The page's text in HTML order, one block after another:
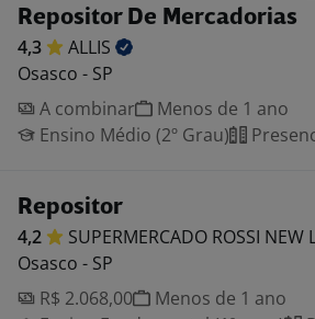
Repositor De Mercadorias
4,3
ALLIS
Osasco - SP
A combinar
Menos de 1 ano
Ensino Médio (2º Grau)
Repositor
4,2 SUPERMERCADO ROSSI NEW
Osasco - SP
R$ 2.068,00
Menos de 1 ano